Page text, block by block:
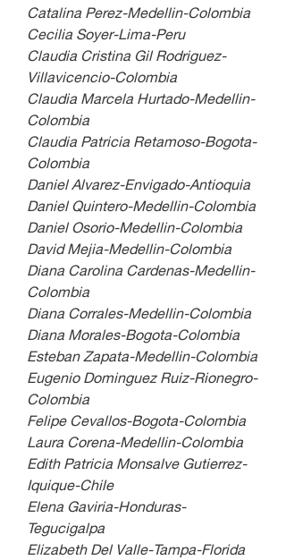
Catalina Perez-Medellin-Colombia
Cecilia Soyer-Lima-Peru
Claudia Cristina Gil Rodriguez-
Villavicencio-Colombia
Claudia Marcela Hurtado-Medellin-
Colombia
Claudia Patricia Retamoso-Bogota-
Colombia
Daniel Alvarez-Envigado-Antioquia
Daniel Quintero-Medellin-Colombia
Daniel Osorio-Medellin-Colombia
David Mejia-Medellin-Colombia
Diana Carolina Cardenas-Medellin-
Colombia
Diana Corrales-Medellin-Colombia
Diana Morales-Bogota-Colombia
Esteban Zapata-Medellin-Colombia
Eugenio Dominguez Ruiz-Rionegro-
Colombia
Felipe Cevallos-Bogota-Colombia
Laura Corena-Medellin-Colombia
Edith Patricia Monsalve Gutierrez-
Iquique-Chile
Elena Gaviria-Honduras-
Tegucigalpa
Elizabeth Del Valle-Tampa-Florida